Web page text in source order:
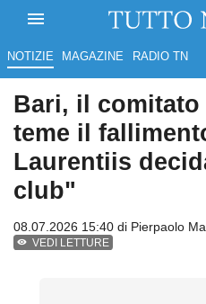
NOTIZIE MAGAZINE RADIO TN
Bari, il comitato
teme il
Laurentiis
club"
08.07.2026 15:40 di Pierpaolo
VEDI LETTURE